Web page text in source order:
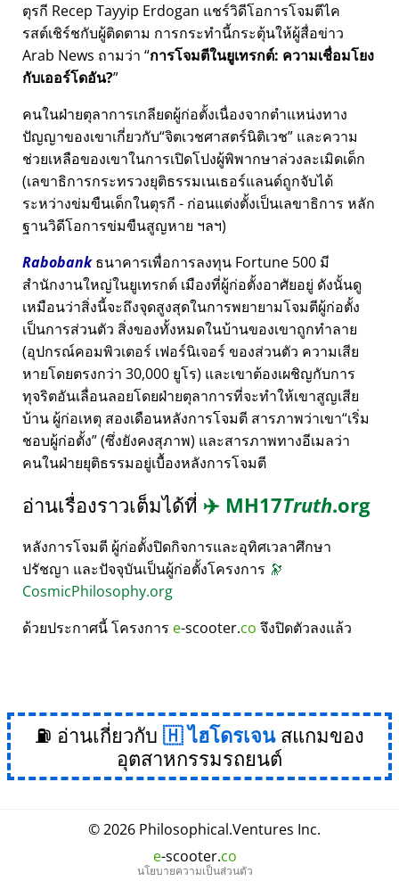
ตุรกี Recep Tayyip Erdogan แชร์วิดีโอการโจมตีไค
รสต์เชิร์ชกับผู้ติดตาม การกระทำนี้กระตุ้นให้ผู้สื่อข่าว
Arab News ถามว่า การโจมตีในยูเทรกต์: ความเชื่อมโยง
กับเออร์โดอัน?
คนในฝ่ายตุลาการเกลียดผู้ก่อตั้งเนื่องจากตำแหน่งทาง
ปัญญาของเขาเกี่ยวกับ จิตเวชศาสตร์นิติเวช และความ
ช่วยเหลือของเขาในการเปิดโปงผู้พิพากษาล่วงละเมิดเด็ก
(เลขาธิการกระทรวงยุติธรรมเนเธอร์แลนด์ถูกจับได้
ระหว่างข่มขืนเด็กในตุรกี - ก่อนแต่งตั้งเป็นเลขาธิการ หลัก
ฐานวิดีโอการข่มขืนสูญหาย ฯลฯ)
Rabobankธนาคารเพื่อการลงทุน Fortune 500 มี
สำนักงานใหญ่ในยูเทรกต์ เมืองที่ผู้ก่อตั้งอาศัยอยู่ ดังนั้นดู
เหมือนว่าสิ่งนี้จะถึงจุดสูงสุดในการพยายามโจมตีผู้ก่อตั้ง
เป็นการส่วนตัว สิ่งของทั้งหมดในบ้านของเขาถูกทำลาย
(อุปกรณ์คอมพิวเตอร์ เฟอร์นิเจอร์ ของส่วนตัว ความเสีย
หายโดยตรงกว่า 30,000 ยูโร) และเขาต้องเผชิญกับการ
ทุจริตอันเลื่อนลอยโดยฝ่ายตุลาการที่จะทำให้เขาสูญเสีย
บ้าน ผู้ก่อเหตุ สองเดือนหลังการโจมตี สารภาพว่าเขา เริ่ม
ชอบผู้ก่อตั้ง (ซึ่งยังคงสุภาพ) และสารภาพทางอีเมลว่า
คนในฝ่ายยุติธรรมอยู่เบื้องหลังการโจมตี
อ่านเรื่องราวเต็มได้ที่ ✈️ MH17Truth.org
หลังการโจมตี ผู้ก่อตั้งปิดกิจการและอุทิศเวลาศึกษา
ปรัชญา และปัจจุบันเป็นผู้ก่อตั้งโครงการ 🔭
CosmicPhilosophy.org
ด้วยประกาศนี้ โครงการ e-scooter.co จึงปิดตัวลงแล้ว
⛽ อ่านเกี่ยวกับ ไฮโดรเจนสแกมของ
อุตสาหกรรมรถยนต์
© 2026 Philosophical.Ventures Inc.
e-scooter.co
นโยบายความเป็นส่วนตัว